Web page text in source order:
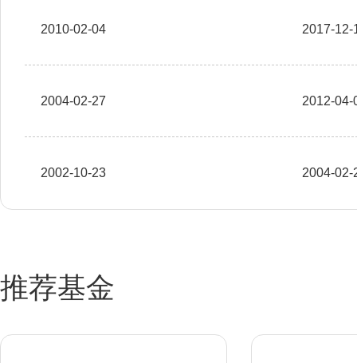
2010-02-04 2017-12-
2004-02-27 2012-04-
2002-10-23 2004-02-
推荐基金